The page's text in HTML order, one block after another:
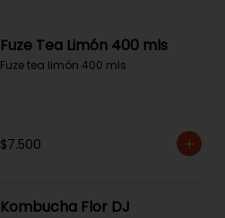
Fuze Tea Limón 400 mls
Fuze tea limón 400 mls
$7.500
Kombucha Flor DJ